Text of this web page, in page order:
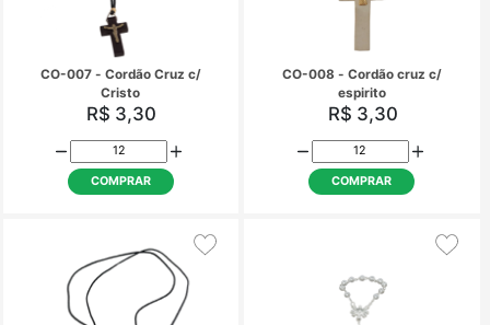
R$ 4,50
COMPRAR COMPRAR